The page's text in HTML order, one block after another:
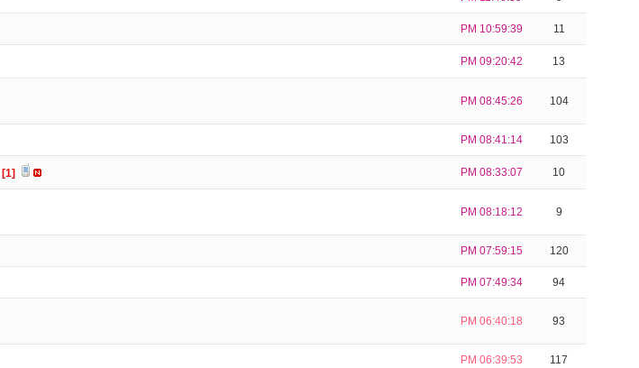
PM 10:59:39 11
PM 09:20:42 13
PM 08:45:26 104
PM 08:41:14 103
[1] PM 08:33:07 10
PM 08:18:12 9
PM 07:59:15 120
PM 07:49:34 94
PM 06:40:18 93
PM 06:39:53 117